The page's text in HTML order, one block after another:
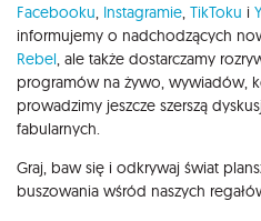
Facebooku Instagramie TikToku i
informujemy o nadchodzących
Rebel , ale także dostarczamy
programów na żywo, wywiadów,
prowadzimy jeszcze szerszą
fabularnych.
Graj, baw się i odkrywaj świat
buszowania wśród naszych